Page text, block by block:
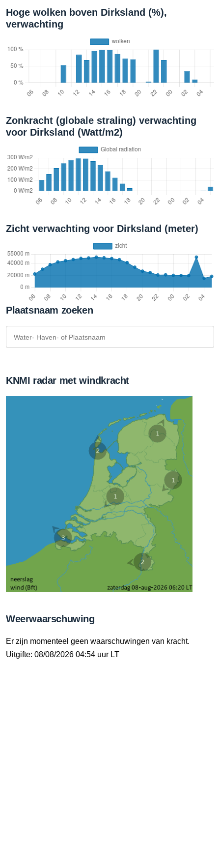
Hoge wolken boven Dirksland (%),
verwachting
Zonkracht (globale straling) verwachting
voor Dirksland (Watt/m2)
Zicht verwachting voor Dirksland (meter)
Plaatsnaam zoeken
KNMI radar met windkracht
Weerwaarschuwing
Er zijn momenteel geen waarschuwingen van kracht.
Uitgifte: 08/08/2026 04:54 uur LT